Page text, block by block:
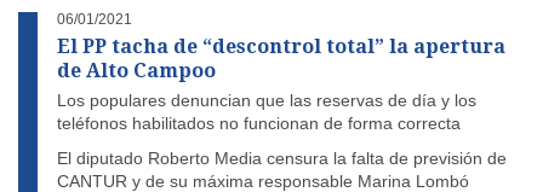
06/01/2021
El PP tacha de “descontrol total” la apertura
de Alto Campoo
Los populares denuncian que las reservas de día y los
teléfonos habilitados no funcionan de forma correcta
El diputado Roberto Media censura la falta de previsión de
CANTUR y de su máxima responsable Marina Lombó